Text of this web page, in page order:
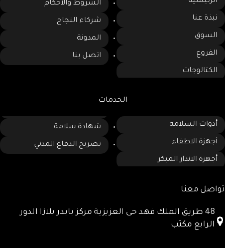
نبذة عنا
السوق
الفروع
الكتالوجات
الشروط والاحكام
شركاء النجاح
المدونة
اتصل بنا
الخدمات
أدوات السلامة
أجهزة الاطفاء
أجهزة الانذار المبكر
شهادة سلامة
تصريح الدفاع المدني
تواصل معنا
48 طريق الملك فهد حى العزيزية مركز بابدر بلازا الدور
الرابع مكتب